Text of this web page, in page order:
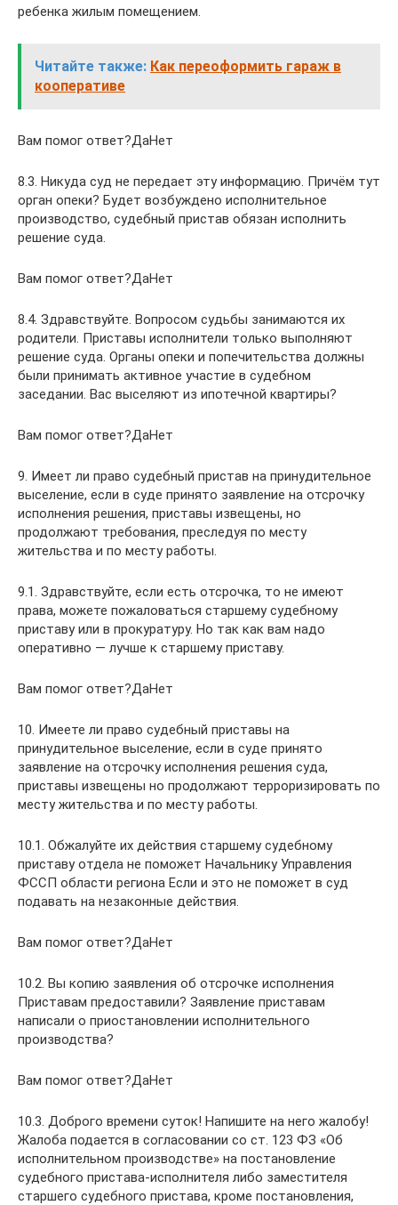
ребенка жилым помещением.
Читайте также: Как переоформить гараж в
кооперативе
Вам помог ответ?ДаНет
8.3. Никуда суд не передает эту информацию. Причём тут
орган опеки? Будет возбуждено исполнительное
производство, судебный пристав обязан исполнить
решение суда.
Вам помог ответ?ДаНет
8.4. Здравствуйте. Вопросом судьбы занимаются их
родители. Приставы исполнители только выполняют
решение суда. Органы опеки и попечительства должны
были принимать активное участие в судебном
заседании. Вас выселяют из ипотечной квартиры?
Вам помог ответ?ДаНет
9. Имеет ли право судебный пристав на принудительное
выселение, если в суде принято заявление на отсрочку
исполнения решения, приставы извещены, но
продолжают требования, преследуя по месту
жительства и по месту работы.
9.1. Здравствуйте, если есть отсрочка, то не имеют
права, можете пожаловаться старшему судебному
приставу или в прокуратуру. Но так как вам надо
оперативно — лучше к старшему приставу.
Вам помог ответ?ДаНет
10. Имеете ли право судебный приставы на
принудительное выселение, если в суде принято
заявление на отсрочку исполнения решения суда,
приставы извещены но продолжают терроризировать по
месту жительства и по месту работы.
10.1. Обжалуйте их действия старшему судебному
приставу отдела не поможет Начальнику Управления
ФССП области региона Если и это не поможет в суд
подавать на незаконные действия.
Вам помог ответ?ДаНет
10.2. Вы копию заявления об отсрочке исполнения
Приставам предоставили? Заявление приставам
написали о приостановлении исполнительного
производства?
Вам помог ответ?ДаНет
10.3. Доброго времени суток! Напишите на него жалобу!
Жалоба подается в согласовании со ст. 123 ФЗ «Об
исполнительном производстве» на постановление
судебного пристава-исполнителя либо заместителя
старшего судебного пристава, кроме постановления,